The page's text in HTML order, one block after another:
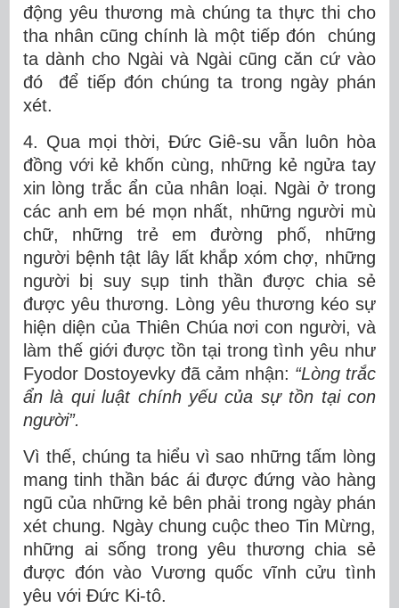
động yêu thương mà chúng ta thực thi cho
tha nhân cũng chính là một tiếp đón chúng
ta dành cho Ngài và Ngài cũng căn cứ vào
đó để tiếp đón chúng ta trong ngày phán
xét.
4. Qua mọi thời, Đức Giê-su vẫn luôn hòa
đồng với kẻ khốn cùng, những kẻ ngửa tay
xin lòng trắc ẩn của nhân loại. Ngài ở trong
các anh em bé mọn nhất, những người mù
chữ, những trẻ em đường phố, những
người bệnh tật lây lất khắp xóm chợ, những
người bị suy sụp tinh thần được chia sẻ
được yêu thương. Lòng yêu thương kéo sự
hiện diện của Thiên Chúa nơi con người, và
làm thế giới được tồn tại trong tình yêu như
Fyodor Dostoyevky đã cảm nhận: “Lòng trắc
ẩn là qui luật chính yếu của sự tồn tại con
người”.
Vì thế, chúng ta hiểu vì sao những tấm lòng
mang tinh thần bác ái được đứng vào hàng
ngũ của những kẻ bên phải trong ngày phán
xét chung. Ngày chung cuộc theo Tin Mừng,
những ai sống trong yêu thương chia sẻ
được đón vào Vương quốc vĩnh cửu tình
yêu với Đức Ki-tô.